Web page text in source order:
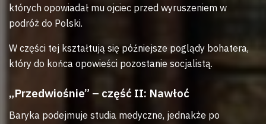
których opowiadał mu ojciec przed wyruszeniem w
podróż do Polski.
W części tej kształtują się późniejsze poglądy bohatera,
który do końca opowieści pozostanie socjalistą.
„Przedwiośnie” – część II: Nawłoć
Baryka podejmuje studia medyczne, jednakże po